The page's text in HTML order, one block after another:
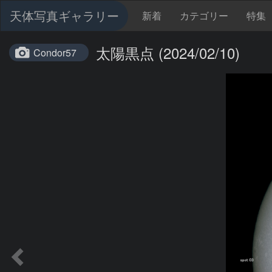
天体写真ギャラリー 新着 カテゴリー 特集
Condor57 太陽黒点 (2024/02/10)